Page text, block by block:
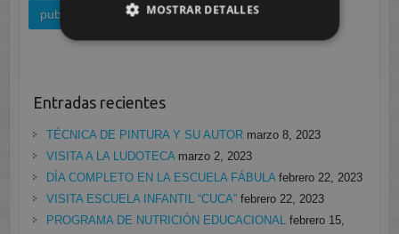
Entradas recientes
TÉCNICA DE PINTURA Y SU AUTOR marzo 8, 2023
VISITA A LA LUDOTECA marzo 2, 2023
DÍA COMPLETO EN LA ESCUELA FÁBULA febrero 22, 2023
VISITA ESCUELA INFANTIL “CUCA” febrero 22, 2023
PROGRAMA DE NUTRICIÓN EDUCACIONAL febrero 15,
MOSTRAR DETALLES